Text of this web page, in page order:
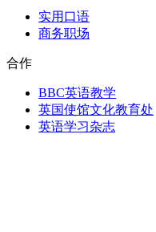
实用口语
商务职场
合作
BBC英语教学
英国使馆文化教育处
英语学习杂志